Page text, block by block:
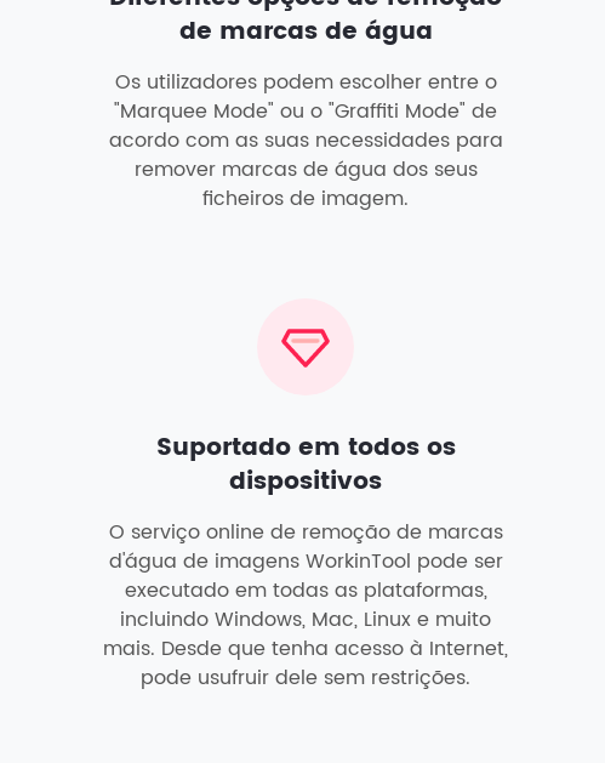
de marcas de água
Os utilizadores podem escolher entre o
"Marquee Mode" ou o "Graffiti Mode" de
acordo com as suas necessidades para
remover marcas de água dos seus
ficheiros de imagem.
Suportado em todos os
dispositivos
O serviço online de remoção de marcas
d'água de imagens WorkinTool pode ser
executado em todas as plataformas,
incluindo Windows, Mac, Linux e muito
mais. Desde que tenha acesso à Internet,
pode usufruir dele sem restrições.